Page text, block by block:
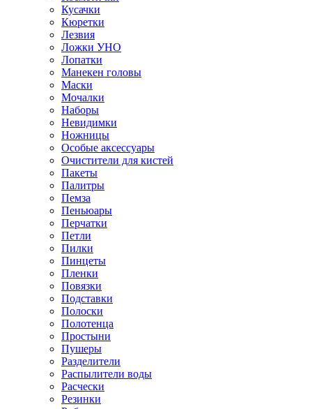
Кусачки
Кюретки
Лезвия
Ложки УНО
Лопатки
Манекен головы
Маски
Мочалки
Наборы
Невидимки
Ножницы
Особые аксессуары
Очистители для кистей
Пакеты
Палитры
Пемза
Пеньюары
Перчатки
Петли
Пилки
Пинцеты
Пленки
Повязки
Подставки
Полоски
Полотенца
Простыни
Пушеры
Разделители
Распылители воды
Расчески
Резинки